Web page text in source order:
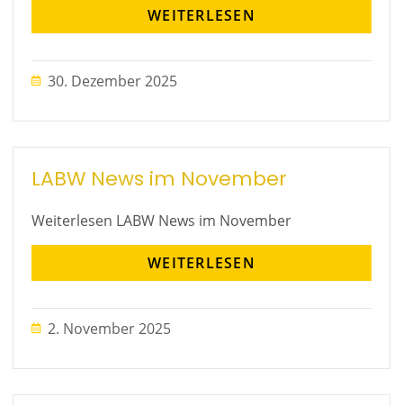
WEITERLESEN
30. Dezember 2025
LABW News im November
Weiterlesen LABW News im November
WEITERLESEN
2. November 2025